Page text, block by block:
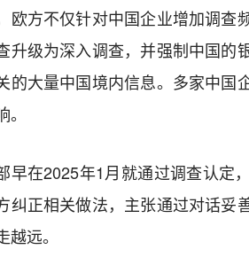
欧方不仅针对中国企业增加调查
升级为深入调查，并强制中国的
的大量中国境内信息。多家中国
早在2025年1月就通过调查认定
纠正相关做法，主张通过对话妥
越远。